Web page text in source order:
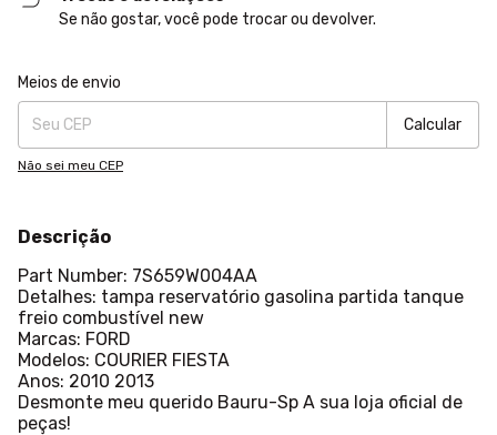
Se não gostar, você pode trocar ou devolver.
Entregas para o CEP:
Meios de envio
Calcular
Não sei meu CEP
Descrição
Part Number: 7S659W004AA
Detalhes: tampa reservatório gasolina partida tanque
freio combustível new
Marcas: FORD
Modelos: COURIER FIESTA
Anos: 2010 2013
Desmonte meu querido Bauru-Sp A sua loja oficial de
peças!